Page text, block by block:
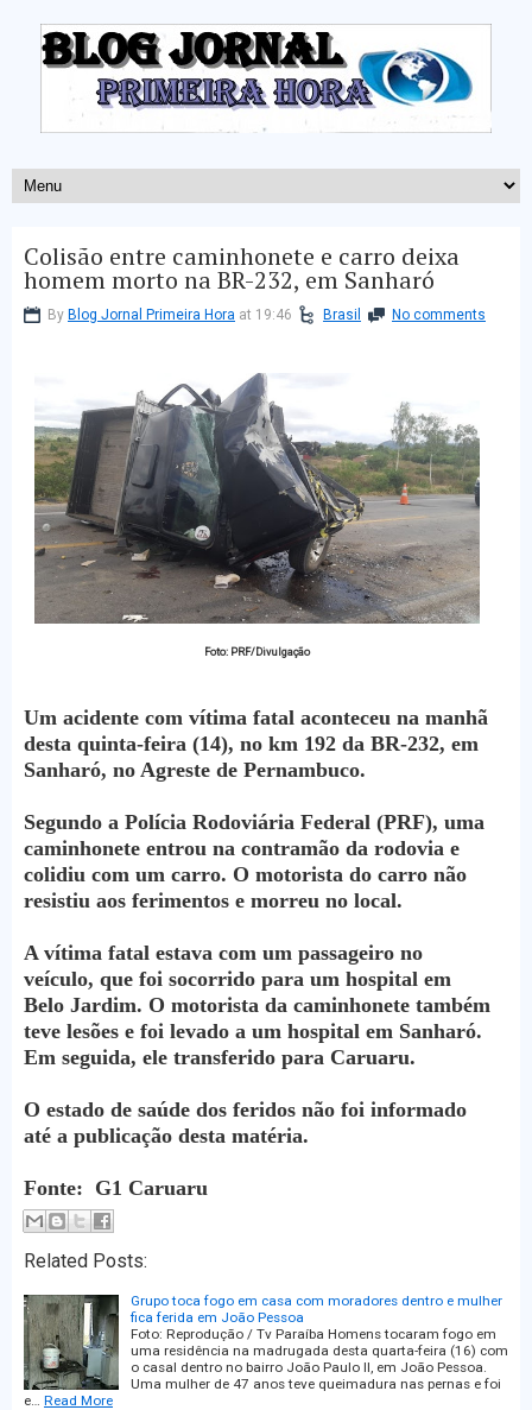
Colisão entre caminhonete e carro deixa
homem morto na BR-232, em Sanharó
By Blog Jornal Primeira Hora at 19:46 Brasil No comments
Foto: PRF/Divulgação
Um acidente com vítima fatal aconteceu na manhã
desta quinta-feira (14), no km 192 da BR-232, em
Sanharó, no Agreste de Pernambuco.
Segundo a Polícia Rodoviária Federal (PRF), uma
caminhonete entrou na contramão da rodovia e
colidiu com um carro. O motorista do carro não
resistiu aos ferimentos e morreu no local.
A vítima fatal estava com um passageiro no
veículo, que foi socorrido para um hospital em
Belo Jardim. O motorista da caminhonete também
teve lesões e foi levado a um hospital em Sanharó.
Em seguida, ele transferido para Caruaru.
O estado de saúde dos feridos não foi informado
até a publicação desta matéria.
Fonte: G1 Caruaru
Related Posts:
Grupo toca fogo em casa com moradores dentro e mulher
fica ferida em João Pessoa
Foto: Reprodução / Tv Paraíba Homens tocaram fogo em
uma residência na madrugada desta quarta-feira (16) com
o casal dentro no bairro João Paulo II, em João Pessoa.
Uma mulher de 47 anos teve queimadura nas pernas e foi
e… Read More